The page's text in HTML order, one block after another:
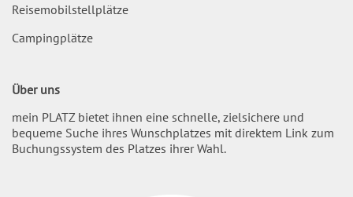
Reisemobilstellplätze
Campingplätze
Über uns
mein PLATZ bietet ihnen eine schnelle, zielsichere und
bequeme Suche ihres Wunschplatzes mit direktem Link zum
Buchungssystem des Platzes ihrer Wahl.